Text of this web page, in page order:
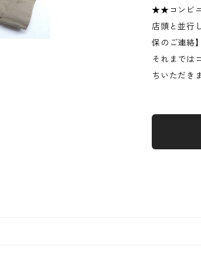
★★コンビ
店頭と並行
保のご連絡
それまでは
ちいただき